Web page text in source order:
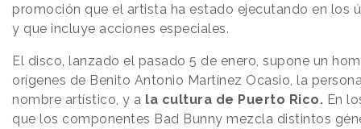
promoción que el artista ha estado ejecutando en los
y que incluye acciones especiales.
El disco, lanzado el pasado 5 de enero, supone un
orígenes de Benito Antonio Martínez Ocasio, la
nombre artístico, y a la cultura de Puerto Rico. En
que los componentes Bad Bunny mezcla distintos